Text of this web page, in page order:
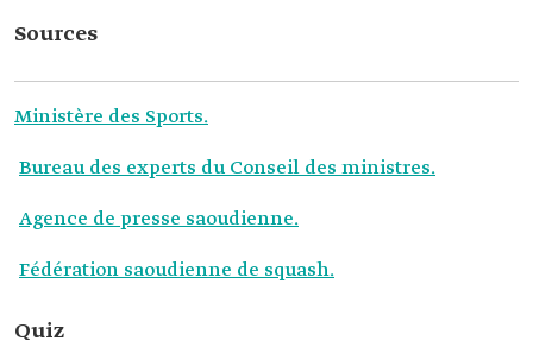
Sources
Ministère des Sports.
Bureau des experts du Conseil des ministres.
Agence de presse saoudienne.
Fédération saoudienne de squash.
Quiz